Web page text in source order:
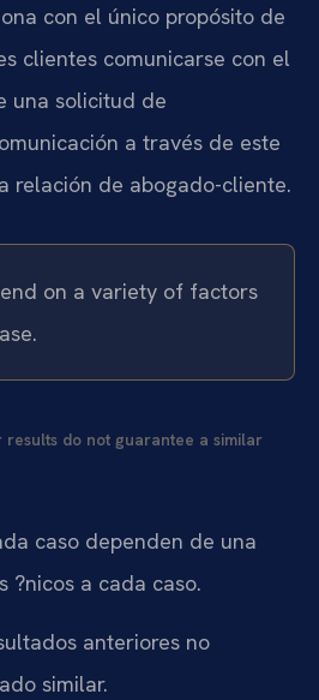
con el único propósito de
clientes comunicarse con el
una solicitud de
a través de este
relación de abogado-cliente.
on a variety of factors
results do not guarantee a similar
caso dependen de una
a cada caso.
anteriores no
similar.